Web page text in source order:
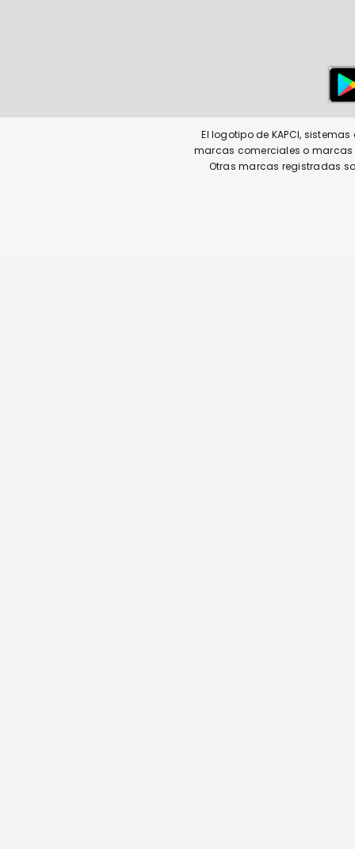
El logotipo de KAPCI,
marcas comerciales o marcas
Otras marcas registradas